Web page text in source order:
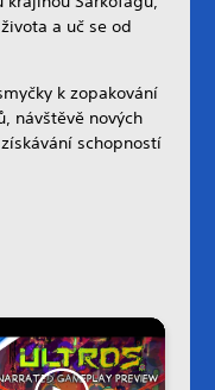
a uč se od
k zopakování
návštěvě nových
schopností